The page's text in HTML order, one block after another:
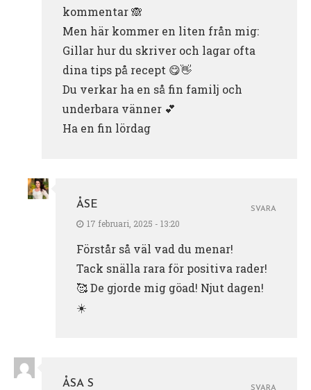
kommentar 🙈
Men här kommer en liten från mig:
Gillar hur du skriver och lagar ofta
dina tips på recept 😋👋
Du verkar ha en så fin familj och
underbara vänner 💕
Ha en fin lördag
ÅSE
17 februari, 2025 - 13:20
Förstår så väl vad du menar!
Tack snälla rara för positiva rader!
🥰 De gjorde mig göad! Njut dagen!
☀️
SVARA
ÅSA S SVARA